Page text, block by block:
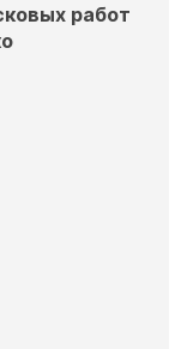
работ